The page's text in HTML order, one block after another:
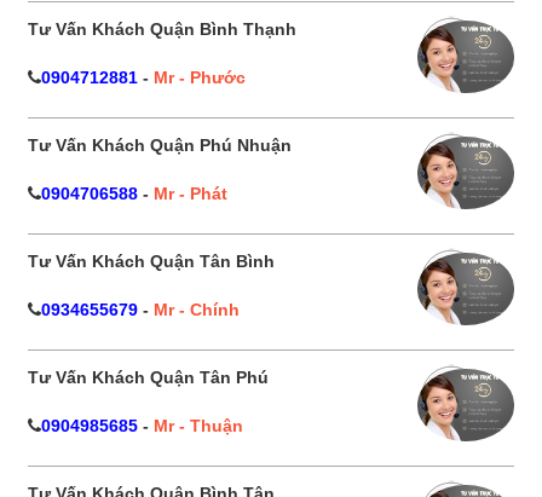
Tư Vấn Khách Quận Bình Thạnh
0904712881 - Mr - Phước
Tư Vấn Khách Quận Phú Nhuận
0904706588 - Mr - Phát
Tư Vấn Khách Quận Tân Bình
0934655679 - Mr - Chính
Tư Vấn Khách Quận Tân Phú
0904985685 - Mr - Thuận
Tư Vấn Khách Quận Bình Tân